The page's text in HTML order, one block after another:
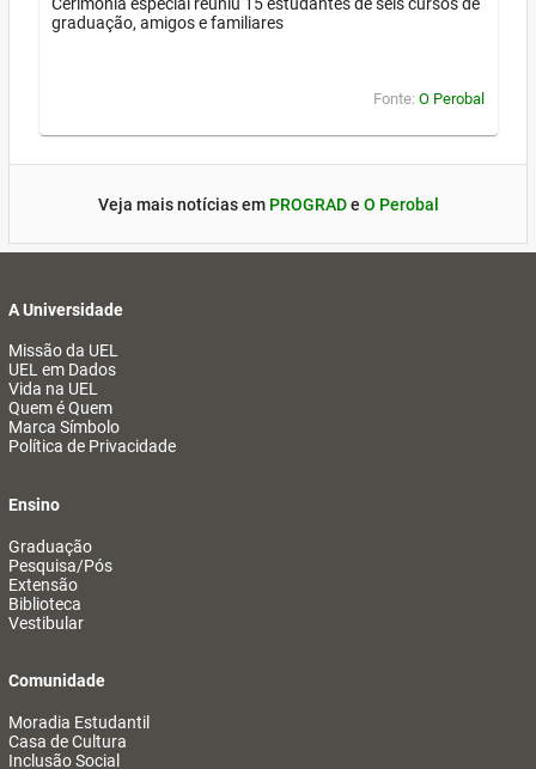
graduação, amigos e familiares
Fonte: O Perobal
Veja mais notícias em PROGRADe O Perobal
A Universidade
Missão da UEL
UEL em Dados
Vida na UEL
Quem é Quem
Marca Símbolo
Política de Privacidade
Ensino
Graduação
Pesquisa/Pós
Extensão
Biblioteca
Vestibular
Comunidade
Moradia Estudantil
Casa de Cultura
Inclusão Social